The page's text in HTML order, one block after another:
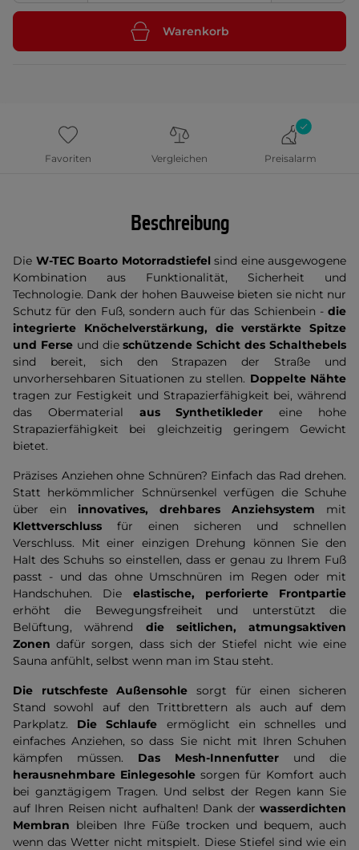
Warenkorb
Favoriten Vergleichen Preisalarm
Beschreibung
Die W-TEC Boarto Motorradstiefelsind eine ausgewogene
Kombination aus Funktionalität, Sicherheit und
Technologie. Dank der hohen Bauweise bieten sie nicht nur
Schutz für den Fuß, sondern auch für das Schienbein - die
integrierte Knöchelverstärkung, die verstärkte Spitze
und Ferseund dieschützende Schicht des Schalthebels
sind bereit, sich den Strapazen der Straße und
unvorhersehbaren Situationen zu stellen. Doppelte Nähte
tragen zur Festigkeit und Strapazierfähigkeit bei, während
das Obermaterial aus Synthetikleder eine hohe
Strapazierfähigkeit bei gleichzeitig geringem Gewicht
bietet.
Präzises Anziehen ohne Schnüren? Einfach das Rad drehen.
Statt herkömmlicher Schnürsenkel verfügen die Schuhe
über ein innovatives, drehbares Anziehsystem mit
Klettverschluss für einen sicheren und schnellen
Verschluss. Mit einer einzigen Drehung können Sie den
Halt des Schuhs so einstellen, dass er genau zu Ihrem Fuß
passt - und das ohne Umschnüren im Regen oder mit
Handschuhen. Die elastische, perforierte Frontpartie
erhöht die Bewegungsfreiheit und unterstützt die
Belüftung, während die seitlichen, atmungsaktiven
Zonen dafür sorgen, dass sich der Stiefel nicht wie eine
Sauna anfühlt, selbst wenn man im Stau steht.
Die rutschfeste Außensohle sorgt für einen sicheren
Stand sowohl auf den Trittbrettern als auch auf dem
Parkplatz. Die Schlaufe ermöglicht ein schnelles und
einfaches Anziehen, so dass Sie nicht mit Ihren Schuhen
kämpfen müssen. Das Mesh-Innenfutter und die
herausnehmbare Einlegesohlesorgen für Komfort auch
bei ganztägigem Tragen. Und selbst der Regen kann Sie
auf Ihren Reisen nicht aufhalten! Dank der wasserdichten
Membran bleiben Ihre Füße trocken und bequem, auch
wenn das Wetter nicht mitspielt. Diese Stiefel sind wie ein